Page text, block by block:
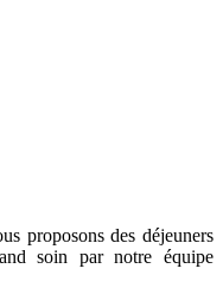
proposons des déjeuners
soin par notre équipe